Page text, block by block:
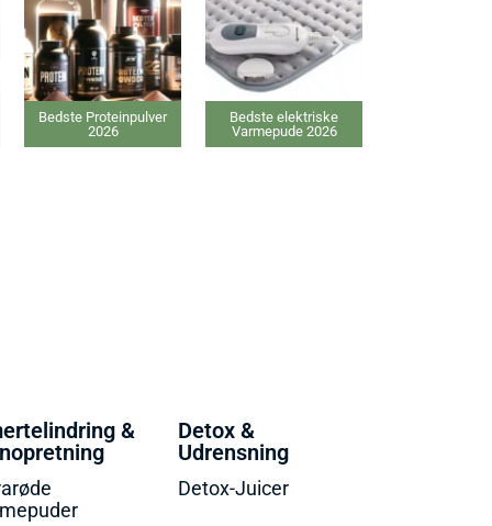
Bedste Proteinpulver
2026
Bedste elektriske
Varmepude 2026
&
Detox &
Udrensning
Detox-Juicer